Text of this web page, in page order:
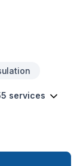
services